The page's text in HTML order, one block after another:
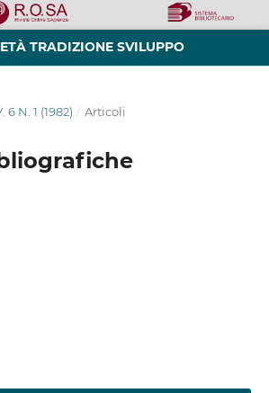
TRADIZIONE SVILUPPO
6 N. 1 (1982) / Articoli